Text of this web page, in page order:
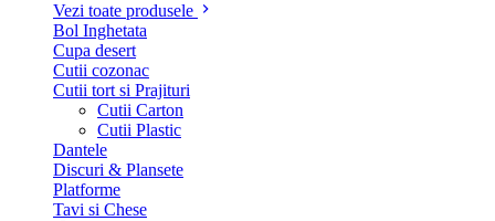
Vezi toate produsele
Bol Inghetata
Cupa desert
Cutii cozonac
Cutii tort si Prajituri
Cutii Carton
Cutii Plastic
Dantele
Discuri & Plansete
Platforme
Tavi si Chese